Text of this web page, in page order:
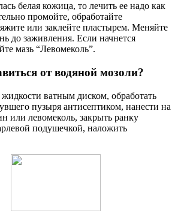
белая кожица, то лечить ее надо как
промойте, обработайте
или заклейте пластырем. Меняйте
до заживления. Если начнется
мазь “Левомеколь”.
от водяной мозоли?
ватным диском, обработать
пузыря антисептиком, нанести на
или левомеколь, закрыть ранку
подушечкой, наложить